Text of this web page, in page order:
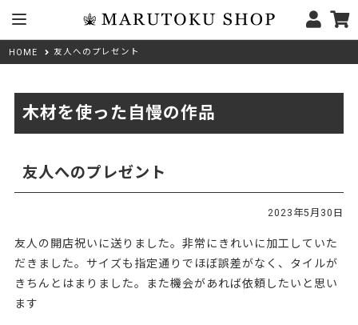
HOME 友人へのプレゼント
木材を使った自慢の作品
友人へのプレゼント
2023年5月30日
友人の開店祝いに送りました。非常にきれいに加工していた
だきました。サイズも指定通りでほぼ誤差がなく、タイルが
きちんとはまりました。また機会があれば依頼したいと思い
ます